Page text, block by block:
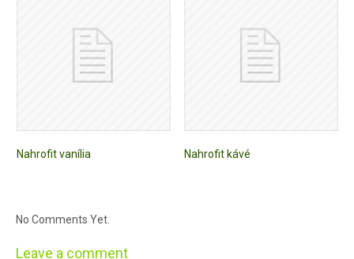
Nahrofit vanília Nahrofit kávé
No Comments Yet.
Leave a comment